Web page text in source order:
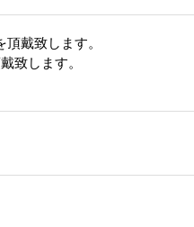
頂戴致します。
致します。